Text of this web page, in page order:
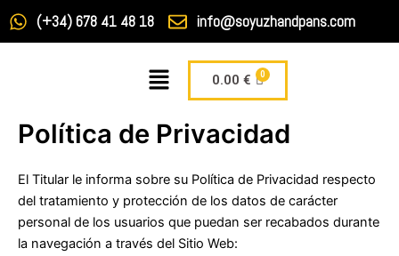
(+34) 678 41 48 18 info@soyuzhandpans.com
Menú 0.00 € Carrito
Política de Privacidad
El Titular le informa sobre su Política de Privacidad respecto
del tratamiento y protección de los datos de carácter
personal de los usuarios que puedan ser recabados durante
la navegación a través del Sitio Web: